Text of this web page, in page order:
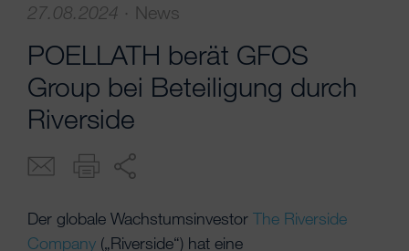
27.08.2024 · News
POELLATH berät GFOS
Group bei Beteiligung durch
Riverside
Der globale Wachstumsinvestor The Riverside
Company („Riverside“) hat eine